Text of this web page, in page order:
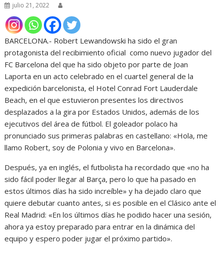
julio 21, 2022
BARCELONA.- Robert Lewandowski ha sido el gran
protagonista del recibimiento oficial como nuevo jugador del
FC Barcelona del que ha sido objeto por parte de Joan
Laporta en un acto celebrado en el cuartel general de la
expedición barcelonista, el Hotel Conrad Fort Lauderdale
Beach, en el que estuvieron presentes los directivos
desplazados a la gira por Estados Unidos, además de los
ejecutivos del área de fútbol. El goleador polaco ha
pronunciado sus primeras palabras en castellano: «Hola, me
llamo Robert, soy de Polonia y vivo en Barcelona».
Después, ya en inglés, el futbolista ha recordado que «no ha
sido fácil poder llegar al Barça, pero lo que ha pasado en
estos últimos días ha sido increíble» y ha dejado claro que
quiere debutar cuanto antes, si es posible en el Clásico ante el
Real Madrid: «En los últimos días he podido hacer una sesión,
ahora ya estoy preparado para entrar en la dinámica del
equipo y espero poder jugar el próximo partido».